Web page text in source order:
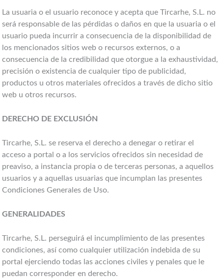
La usuaria o el usuario reconoce y acepta que Tircarhe, S.L. no
será responsable de las pérdidas o daños en que la usuaria o el
usuario pueda incurrir a consecuencia de la disponibilidad de
los mencionados sitios web o recursos externos, o a
consecuencia de la credibilidad que otorgue a la exhaustividad,
precisión o existencia de cualquier tipo de publicidad,
productos u otros materiales ofrecidos a través de dicho sitio
web u otros recursos.
DERECHO DE EXCLUSIÓN
Tircarhe, S.L. se reserva el derecho a denegar o retirar el
acceso a portal o a los servicios ofrecidos sin necesidad de
preaviso, a instancia propia o de terceras personas, a aquellos
usuarios y a aquellas usuarias que incumplan las presentes
Condiciones Generales de Uso.
GENERALIDADES
Tircarhe, S.L. perseguirá el incumplimiento de las presentes
condiciones, así como cualquier utilización indebida de su
portal ejerciendo todas las acciones civiles y penales que le
puedan corresponder en derecho.